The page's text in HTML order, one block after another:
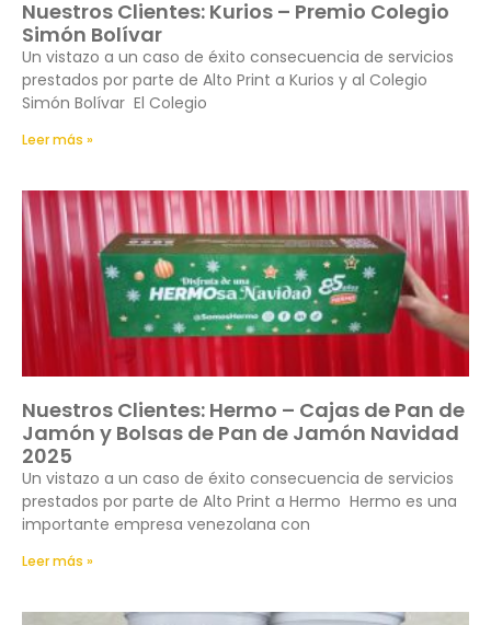
Nuestros Clientes: Kurios – Premio Colegio
Simón Bolívar
Un vistazo a un caso de éxito consecuencia de servicios
prestados por parte de Alto Print a Kurios y al Colegio
Simón Bolívar El Colegio
Leer más »
Nuestros Clientes: Hermo – Cajas de Pan de
Jamón y Bolsas de Pan de Jamón Navidad
2025
Un vistazo a un caso de éxito consecuencia de servicios
prestados por parte de Alto Print a Hermo Hermo es una
importante empresa venezolana con
Leer más »